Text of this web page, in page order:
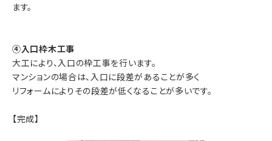
ます。
④入口枠木工事
大工により、入口の枠工事を行います。
マンションの場合は、入口に段差があることが多く
リフォームによりその段差が低くなることが多いです。
【完成】